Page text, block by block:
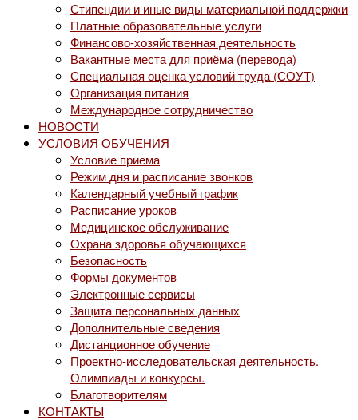
Стипендии и иные виды материальной поддержки
Платные образовательные услуги
Финансово-хозяйственная деятельность
Вакантные места для приёма (перевода)
Специальная оценка условий труда (СОУТ)
Организация питания
Международное сотрудничество
НОВОСТИ
УСЛОВИЯ ОБУЧЕНИЯ
Условие приема
Режим дня и расписание звонков
Календарный учебный график
Расписание уроков
Медицинское обслуживание
Охрана здоровья обучающихся
Безопасность
Формы документов
Электронные сервисы
Защита персональных данных
Дополнительные сведения
Дистанционное обучение
Проектно-исследовательская деятельность.
Олимпиады и конкурсы.
Благотворителям
КОНТАКТЫ